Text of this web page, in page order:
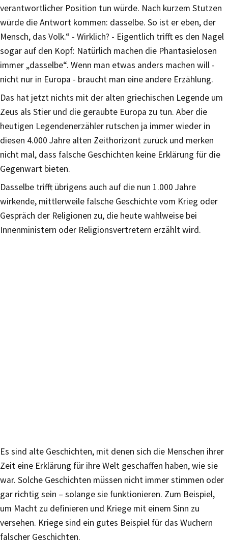
verantwortlicher Position tun würde. Nach kurzem Stutzen
würde die Antwort kommen: dasselbe. So ist er eben, der
Mensch, das Volk.“ - Wirklich? - Eigentlich trifft es den Nagel
sogar auf den Kopf: Natürlich machen die Phantasielosen
immer „dasselbe“. Wenn man etwas anders machen will -
nicht nur in Europa - braucht man eine andere Erzählung.
Das hat jetzt nichts mit der alten griechischen Legende um
Zeus als Stier und die geraubte Europa zu tun. Aber die
heutigen Legendenerzähler rutschen ja immer wieder in
diesen 4.000 Jahre alten Zeithorizont zurück und merken
nicht mal, dass falsche Geschichten keine Erklärung für die
Gegenwart bieten.
Dasselbe trifft übrigens auch auf die nun 1.000 Jahre
wirkende, mittlerweile falsche Geschichte vom Krieg oder
Gespräch der Religionen zu, die heute wahlweise bei
Innenministern oder Religionsvertretern erzählt wird.
Es sind alte Geschichten, mit denen sich die Menschen ihrer
Zeit eine Erklärung für ihre Welt geschaffen haben, wie sie
war. Solche Geschichten müssen nicht immer stimmen oder
gar richtig sein – solange sie funktionieren. Zum Beispiel,
um Macht zu definieren und Kriege mit einem Sinn zu
versehen. Kriege sind ein gutes Beispiel für das Wuchern
falscher Geschichten.